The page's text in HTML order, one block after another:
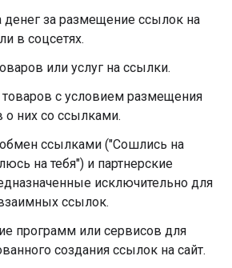
денег за размещение ссылок на
в соцсетях.
или услуг на ссылки.
товаров с условием размещения
о них со ссылками.
ссылками ("Сошлись на
на тебя") и партнерские
исключительно для
ссылок.
программ или сервисов для
создания ссылок на сайт.